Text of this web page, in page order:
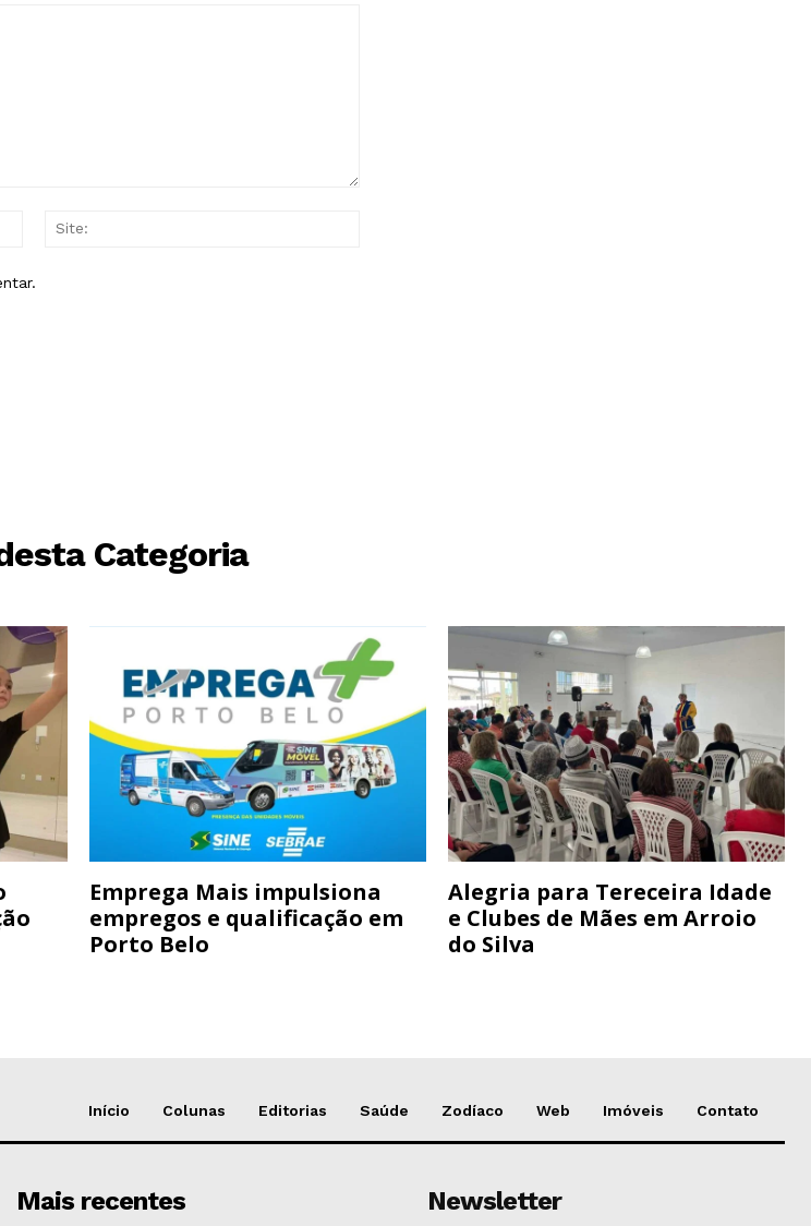
Categoria
Emprega Mais impulsiona
empregos e qualificação em
Porto Belo
Alegria para Tereceira Idade
e Clubes de Mães em Arroio
do Silva
Início Colunas Editorias Saúde Zodíaco Web Imóveis Contato
Mais recentes Newsletter